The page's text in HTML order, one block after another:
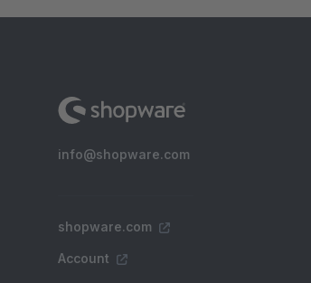
info@shopware.com
shopware.com
Account